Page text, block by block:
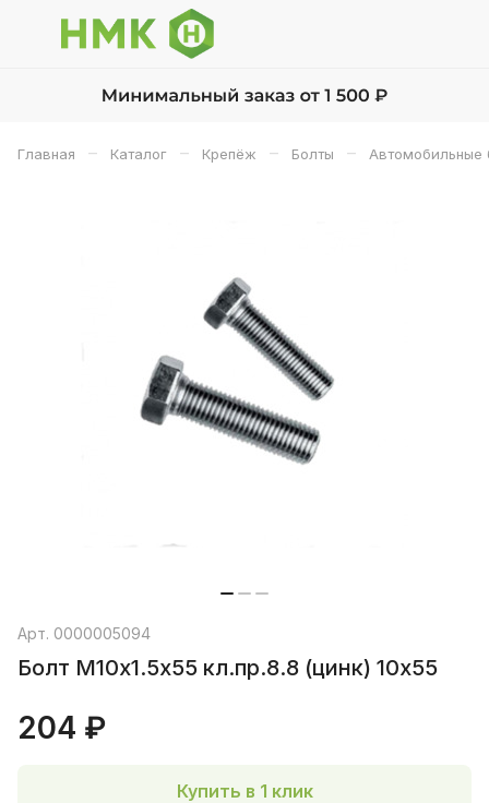
Главная – Каталог – Крепёж – Болты – Автомобильные
Арт. 0000005094
Болт М10х1.5х55 кл.пр.8.8 (цинк) 10х55
204 ₽
Купить в 1 клик